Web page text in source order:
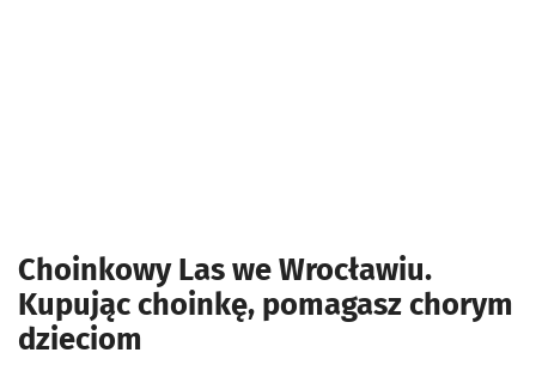
Choinkowy Las we Wrocławiu.
Kupując choinkę, pomagasz chorym
dzieciom